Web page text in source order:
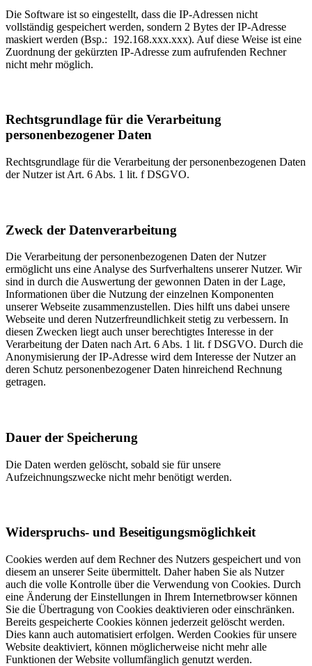
Die Software ist so eingestellt, dass die IP-Adressen nicht
vollständig gespeichert werden, sondern 2 Bytes der IP-Adresse
maskiert werden (Bsp.: 192.168.xxx.xxx). Auf diese Weise ist eine
Zuordnung der gekürzten IP-Adresse zum aufrufenden Rechner
nicht mehr möglich.
Rechtsgrundlage für die Verarbeitung
personenbezogener Daten
Rechtsgrundlage für die Verarbeitung der personenbezogenen Daten
der Nutzer ist Art. 6 Abs. 1 lit. f DSGVO.
Zweck der Datenverarbeitung
Die Verarbeitung der personenbezogenen Daten der Nutzer
ermöglicht uns eine Analyse des Surfverhaltens unserer Nutzer. Wir
sind in durch die Auswertung der gewonnen Daten in der Lage,
Informationen über die Nutzung der einzelnen Komponenten
unserer Webseite zusammenzustellen. Dies hilft uns dabei unsere
Webseite und deren Nutzerfreundlichkeit stetig zu verbessern. In
diesen Zwecken liegt auch unser berechtigtes Interesse in der
Verarbeitung der Daten nach Art. 6 Abs. 1 lit. f DSGVO. Durch die
Anonymisierung der IP-Adresse wird dem Interesse der Nutzer an
deren Schutz personenbezogener Daten hinreichend Rechnung
getragen.
Dauer der Speicherung
Die Daten werden gelöscht, sobald sie für unsere
Aufzeichnungszwecke nicht mehr benötigt werden.
Widerspruchs- und Beseitigungsmöglichkeit
Cookies werden auf dem Rechner des Nutzers gespeichert und von
diesem an unserer Seite übermittelt. Daher haben Sie als Nutzer
auch die volle Kontrolle über die Verwendung von Cookies. Durch
eine Änderung der Einstellungen in Ihrem Internetbrowser können
Sie die Übertragung von Cookies deaktivieren oder einschränken.
Bereits gespeicherte Cookies können jederzeit gelöscht werden.
Dies kann auch automatisiert erfolgen. Werden Cookies für unsere
Website deaktiviert, können möglicherweise nicht mehr alle
Funktionen der Website vollumfänglich genutzt werden.